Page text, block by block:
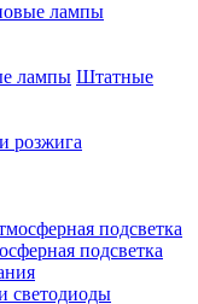
лампы
Штатные
розжига
подсветка